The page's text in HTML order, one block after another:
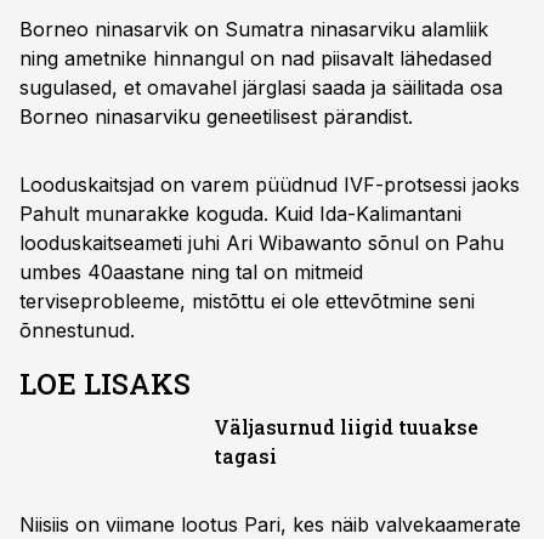
Borneo ninasarvik on Sumatra ninasarviku alamliik
ning ametnike hinnangul on nad piisavalt lähedased
sugulased, et omavahel järglasi saada ja säilitada osa
Borneo ninasarviku geneetilisest pärandist.
Looduskaitsjad on varem püüdnud IVF-protsessi jaoks
Pahult munarakke koguda. Kuid Ida-Kalimantani
looduskaitseameti juhi Ari Wibawanto sõnul on Pahu
umbes 40aastane ning tal on mitmeid
terviseprobleeme, mistõttu ei ole ettevõtmine seni
õnnestunud.
LOE LISAKS
Väljasurnud liigid tuuakse
tagasi
Niisiis on viimane lootus Pari, kes näib valvekaamerate